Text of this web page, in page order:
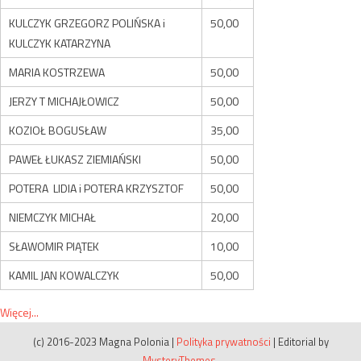
KULCZYK GRZEGORZ POLIŃSKA i
KULCZYK KATARZYNA
50,00
MARIA KOSTRZEWA
50,00
JERZY T MICHAJŁOWICZ
50,00
KOZIOŁ BOGUSŁAW
35,00
PAWEŁ ŁUKASZ ZIEMIAŃSKI
50,00
POTERA LIDIA i POTERA KRZYSZTOF
50,00
NIEMCZYK MICHAŁ
20,00
SŁAWOMIR PIĄTEK
10,00
KAMIL JAN KOWALCZYK
50,00
Więcej...
(c) 2016-2023 Magna Polonia | Polityka prywatności | Editorial by